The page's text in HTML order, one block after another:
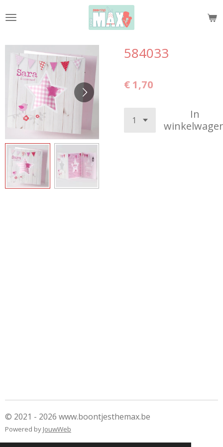
direct
de
hoofdinhoud
584033
€ 1,70
In
© 2021 - 2026 www.boontjesthemax.be
Powered by JouwWeb